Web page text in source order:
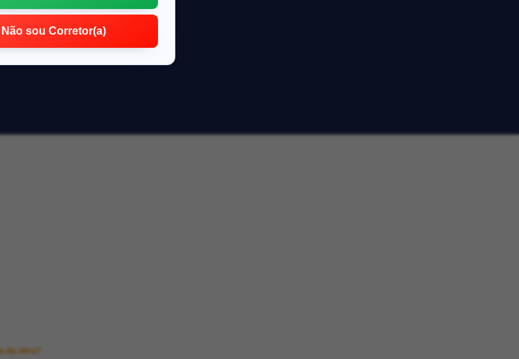
Não sou Corretor(a)
da obra?